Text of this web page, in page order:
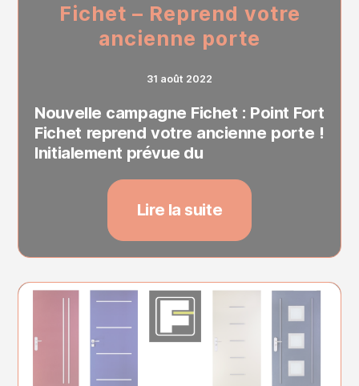
Fichet – Reprend votre
ancienne porte
31 août 2022
Nouvelle campagne Fichet : Point Fort
Fichet reprend votre ancienne porte !
Initialement prévue du
Lire la suite